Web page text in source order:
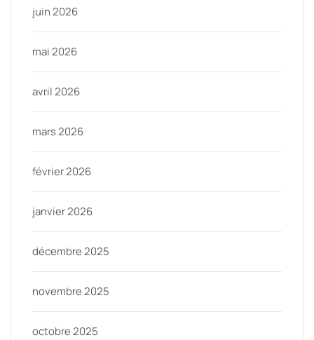
juin 2026
mai 2026
avril 2026
mars 2026
février 2026
janvier 2026
décembre 2025
novembre 2025
octobre 2025